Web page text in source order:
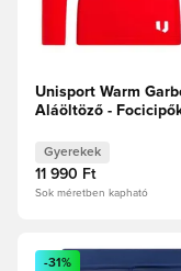
Unisport Warm
Aláöltöző -
Gyerekek
11 990 Ft
Sok méretben kapható
Megnyit egy
-31%